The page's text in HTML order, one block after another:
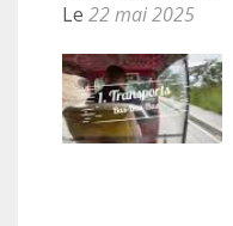
Le 22 mai 2025